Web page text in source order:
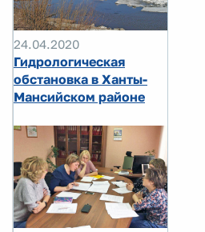
24.04.2020
Гидрологическая
обстановка в Ханты-
Мансийском районе